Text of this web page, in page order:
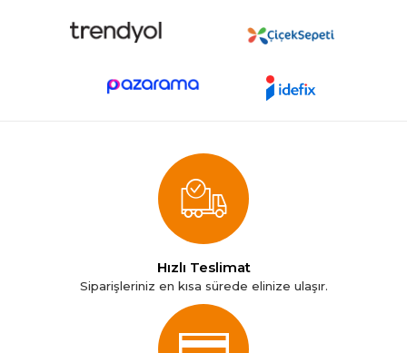
Hızlı Teslimat
Siparişleriniz en kısa sürede elinize ulaşır.